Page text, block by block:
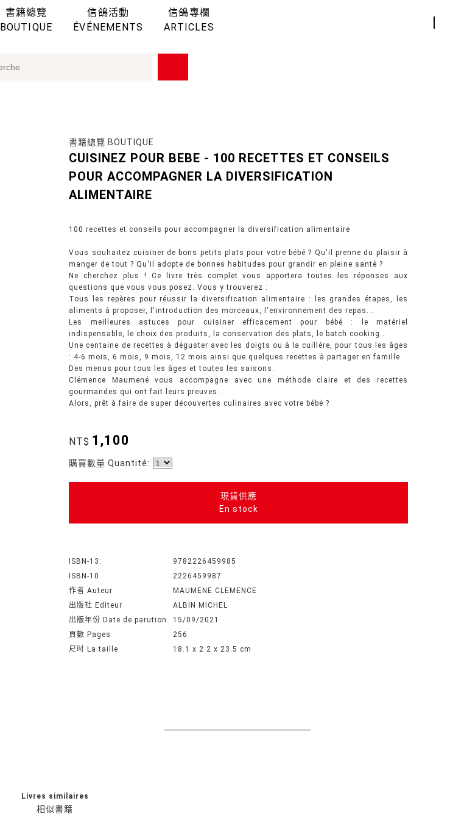
書籍總覽
BOUTIQUE
信鴿活動
ÉVÉNEMENTS
信鴿專欄
ARTICLES
書籍總覽 BOUTIQUE
CUISINEZ POUR BEBE - 100 RECETTES ET CONSEILS
POUR ACCOMPAGNER LA DIVERSIFICATION
ALIMENTAIRE
100 recettes et conseils pour accompagner la diversification alimentaire
Vous souhaitez cuisiner de bons petits plats pour votre bébé ? Qu'il prenne du plaisir à
manger de tout ? Qu'il adopte de bonnes habitudes pour grandir en pleine santé ?
Ne cherchez plus ! Ce livre très complet vous apportera toutes les réponses aux
questions que vous vous posez. Vous y trouverez :
Tous les repères pour réussir la diversification alimentaire : les grandes étapes, les
aliments à proposer, l'introduction des morceaux, l'environnement des repas...
Les meilleures astuces pour cuisiner efficacement pour bébé : le matériel
indispensable, le choix des produits, la conservation des plats, le batch cooking...
Une centaine de recettes à déguster avec les doigts ou à la cuillère, pour tous les âges
: 4-6 mois, 6 mois, 9 mois, 12 mois ainsi que quelques recettes à partager en famille.
Des menus pour tous les âges et toutes les saisons.
Clémence Maumené vous accompagne avec une méthode claire et des recettes
gourmandes qui ont fait leurs preuves.
Alors, prêt à faire de super découvertes culinaires avec votre bébé ?
NT$ 1,100
購買數量 Quantité:
現貨供應
En stock
ISBN-13:
9782226459985
ISBN-10
2226459987
作者 Auteur
MAUMENE CLEMENCE
出版社 Editeur
ALBIN MICHEL
出版年份 Date de parution
15/09/2021
頁數 Pages
256
尺吋 La taille
18.1 x 2.2 x 23.5 cm
相似書籍
Livres similaires